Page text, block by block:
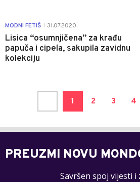
MODNI FETIŠ 31.07.2020.
Lisica “osumnjičena” za krađu
papuča i cipela, sakupila zavidnu
kolekciju
1 2 3 4
PREUZMI NOVU
Savršen spoj vijesti i